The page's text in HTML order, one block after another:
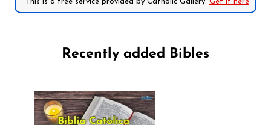
Recently added Bibles